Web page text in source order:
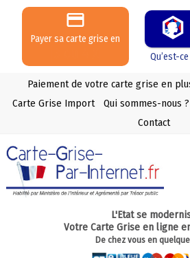
Payer sa carte grise en
Qu’est-
Paiement de votre carte grise en
Carte Grise Import
Qui sommes-nous ?
Contact
L'Etat se
Votre Carte Grise en ligne
De chez vous en